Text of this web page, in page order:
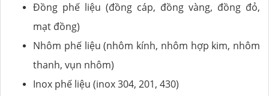
Đồng phế liệu (đồng cáp, đồng vàng, đồng đỏ,
mạt đồng)
Nhôm phế liệu (nhôm kính, nhôm hợp kim, nhôm
thanh, vụn nhôm)
Inox phế liệu (inox 304, 201, 430)